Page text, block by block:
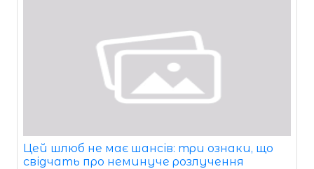
Цей шлюб не має шансів: три ознаки, що
свідчать про неминуче розлучення